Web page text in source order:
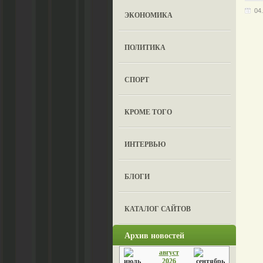
ЭКОНОМИКА
ПОЛИТИКА
СПОРТ
КРОМЕ ТОГО
ИНТЕРВЬЮ
БЛОГИ
КАТАЛОГ САЙТОВ
Архив новостей
август
2026